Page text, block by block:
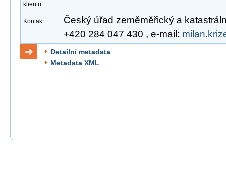
klientu
Kontakt
Český úřad zeměměřický a
+420 284 047 430 , e-mail:
Detailní metadata
Metadata XML